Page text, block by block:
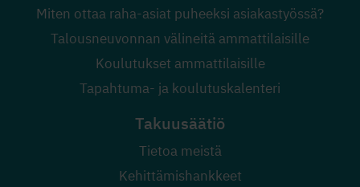
Miten ottaa raha-asiat puheeksi asiakastyössä?
Talousneuvonnan välineitä ammattilaisille
Koulutukset ammattilaisille
Tapahtuma- ja koulutuskalenteri
Takuusäätiö
Tietoa meistä
Kehittämishankkeet